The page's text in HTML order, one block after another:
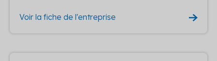
Voir la fiche de l'entreprise